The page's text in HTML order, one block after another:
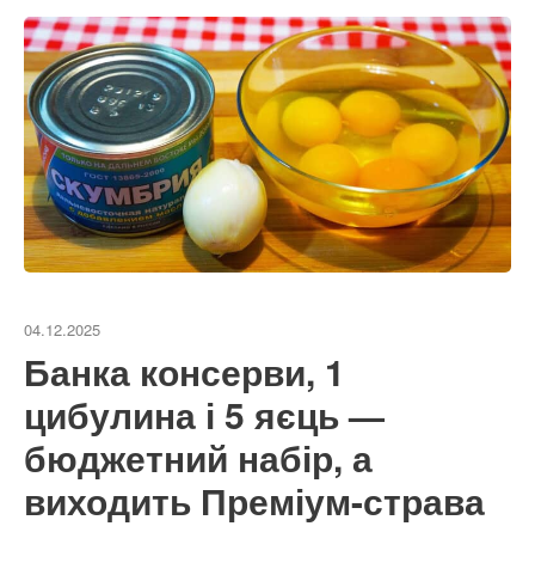
04.12.2025
Банка консерви, 1
цибулина і 5 яєць —
бюджетний набір, а
виходить Преміум-страва